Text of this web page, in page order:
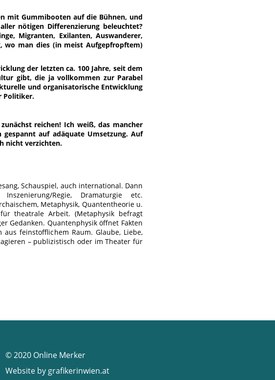
mit Gummibooten auf die Bühnen, und
nötigen Differenzierung beleuchtet?
Migranten, Exilanten, Auswanderer,
wo man dies (in meist Aufgepfropftem)
der letzten ca. 100 Jahre, seit dem
gibt, die ja vollkommen zur Parabel
und organisatorische Entwicklung
Politiker.
reichen! Ich weiß, das mancher
auf adäquate Umsetzung. Auf
nicht verzichten.
Schauspiel, auch international. Dann
Regie, Dramaturgie etc.
Metaphysik, Quantentheorie u.
für theatrale Arbeit. (Metaphysik befragt
Gedanken. Quantenphysik öffnet Fakten
feinstofflichem Raum. Glaube, Liebe,
– publizistisch oder im Theater für
© 2020 Online Merker
Website by grafikerinwien.at